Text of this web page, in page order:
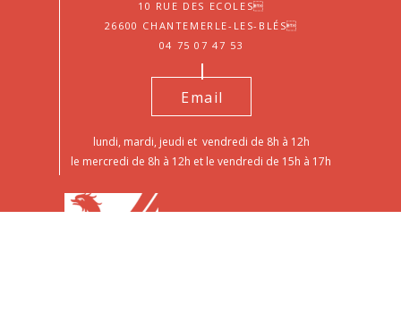
10 Rue des Ecoles
26600 Chantemerle-les-Blés
04 75 07 47 53
Email
lundi, mardi, jeudi et vendredi de 8h à 12h
le mercredi de 8h à 12h et le vendredi de 15h à 17h